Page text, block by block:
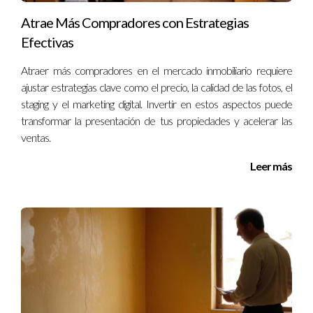
Recuerda que la confianza es clave en este ámbito; construir
relaciones auténticas te posicionará como un referente en el
Capacitarse y educarse continuamente
El aprendizaje constante es crucial en el mercado inmobiliario,
que evoluciona rápidamente. Invertir en tu educación
mediante cursos especializados en bienes raíces de lujo,
tecnologías en ventas y marketing que pueden ayudarte a
destacar en un mercado saturado. Algunos recursos útiles
incluyen:
Cursos de certificación en bienes raíces de lujo,
ofrecidos por organizaciones como el Institute for
Atrae Más Compradores con Estrategias
Efectivas
Atraer más compradores en el mercado inmobiliario requiere
ajustar estrategias clave como el precio, la calidad de las fotos, el
staging y el marketing digital. Invertir en estos aspectos puede
transformar la presentación de tus propiedades y acelerar las
ventas.
Leer más